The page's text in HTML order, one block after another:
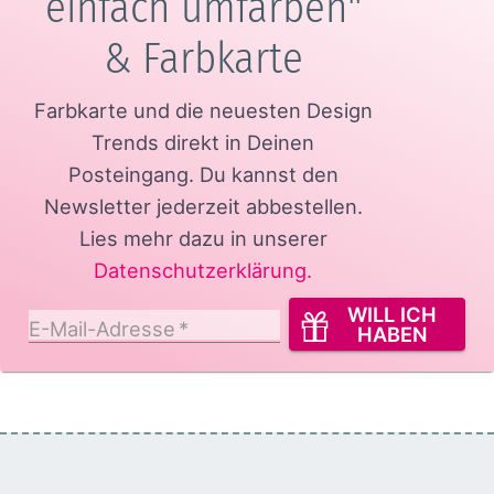
& Farbkarte
Farbkarte und die neuesten Design
Trends direkt in Deinen
Posteingang. Du kannst den
Newsletter jederzeit abbestellen.
Lies mehr dazu in unserer
Datenschutzerklärung.
E-Mail-Adresse *
WILL ICH
HABEN